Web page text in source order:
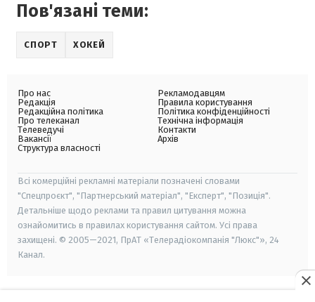
Пов'язані теми:
СПОРТ ХОКЕЙ
Про нас
Редакція
Редакційна політика
Про телеканал
Телеведучі
Вакансії
Структура власності
Рекламодавцям
Правила користування
Політика конфіденційності
Технічна інформація
Контакти
Архів
Всі комерційні рекламні матеріали позначені словами
"Спецпроєкт", "Партнерський матеріал", "Експерт", "Позиція".
Детальніше щодо реклами та правил цитування можна
ознайомитись в правилах користування сайтом. Усі права
захищені. © 2005—2021, ПрАТ «Телерадіокомпанія "Люкс"», 24
Канал.